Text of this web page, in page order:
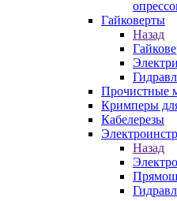
Гайковерты
Назад
Прочистные
Кримперы
Кабелерезы
Назад